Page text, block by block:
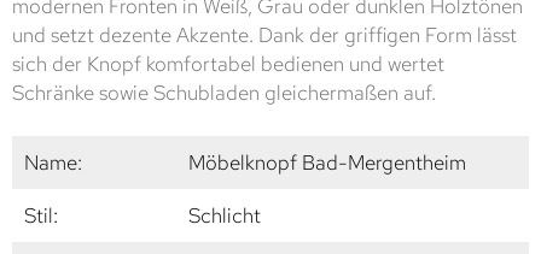
modernen Fronten in Weiß, Grau oder dunklen Holztönen
und setzt dezente Akzente. Dank der griffigen Form lässt
sich der Knopf komfortabel bedienen und wertet
Schränke sowie Schubladen gleichermaßen auf.
Name:
Möbelknopf Bad-Mergentheim
Stil:
Schlicht